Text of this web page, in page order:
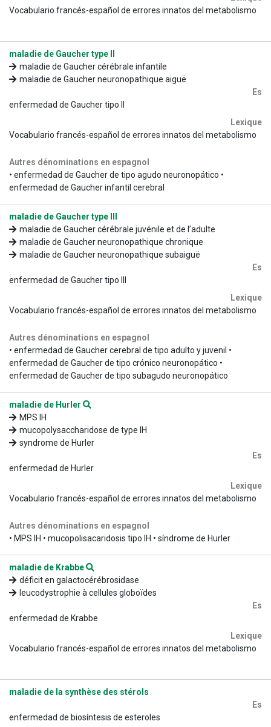
Vocabulario francés-español de errores innatos del metabolismo
maladie de Gaucher type II
maladie de Gaucher cérébrale infantile
maladie de Gaucher neuronopathique aiguë
Es
enfermedad de Gaucher tipo II
Lexique
Vocabulario francés-español de errores innatos del metabolismo
Autres dénominations en espagnol
• enfermedad de Gaucher de tipo agudo neuronopático •
enfermedad de Gaucher infantil cerebral
maladie de Gaucher type III
maladie de Gaucher cérébrale juvénile et de l’adulte
maladie de Gaucher neuronopathique chronique
maladie de Gaucher neuronopathique subaiguë
Es
enfermedad de Gaucher tipo III
Lexique
Vocabulario francés-español de errores innatos del metabolismo
Autres dénominations en espagnol
• enfermedad de Gaucher cerebral de tipo adulto y juvenil •
enfermedad de Gaucher de tipo crónico neuronopático •
enfermedad de Gaucher de tipo subagudo neuronopático
maladie de Hurler
MPS IH
mucopolysaccharidose de type IH
syndrome de Hurler
Es
enfermedad de Hurler
Lexique
Vocabulario francés-español de errores innatos del metabolismo
Autres dénominations en espagnol
• MPS IH • mucopolisacaridosis tipo IH • síndrome de Hurler
maladie de Krabbe
déficit en galactocérébrosidase
leucodystrophie à cellules globoïdes
Es
enfermedad de Krabbe
Lexique
Vocabulario francés-español de errores innatos del metabolismo
maladie de la synthèse des stérols
Es
enfermedad de biosíntesis de esteroles